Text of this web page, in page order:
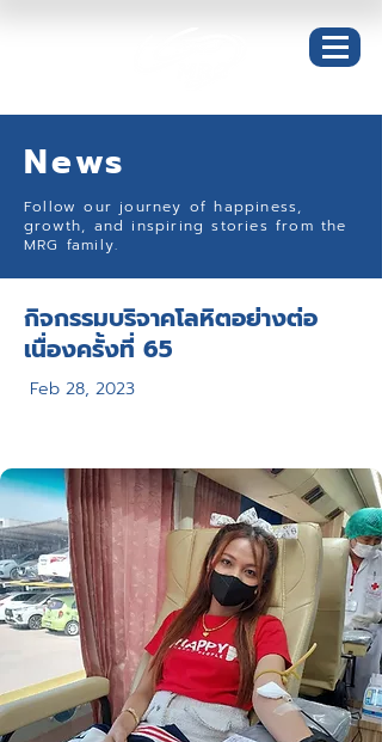
News
Follow our journey of happiness,
growth, and inspiring stories from the
MRG family.
กิจกรรมบริจาคโลหิตอย่างต่อ
เนื่องครั้งที่ 65
Feb 28, 2023